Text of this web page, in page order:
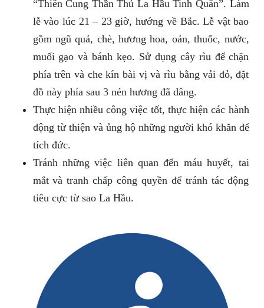
“Thiên Cung Thần Thủ La Hầu Tinh Quân”. Làm
lễ vào lúc 21 – 23 giờ, hướng về Bắc. Lễ vật bao
gồm ngũ quả, chè, hương hoa, oản, thuốc, nước,
muối gạo và bánh kẹo. Sử dụng cây rìu để chặn
phía trên và che kín bài vị và rìu bằng vải đỏ, đặt
đồ này phía sau 3 nén hương đã dâng.
Thực hiện nhiều công việc tốt, thực hiện các hành
động từ thiện và ủng hộ những người khó khăn để
tích đức.
Tránh những việc liên quan đến máu huyết, tai
mắt và tranh chấp công quyền để tránh tác động
tiêu cực từ sao La Hầu.